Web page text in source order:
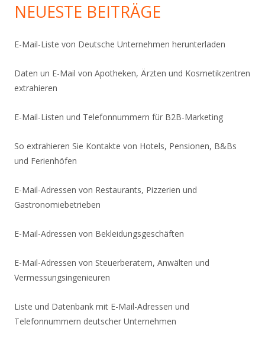
NEUESTE BEITRÄGE
E-Mail-Liste von Deutsche Unternehmen herunterladen
Daten un E-Mail von Apotheken, Ärzten und Kosmetikzentren
extrahieren
E-Mail-Listen und Telefonnummern für B2B-Marketing
So extrahieren Sie Kontakte von Hotels, Pensionen, B&Bs
und Ferienhöfen
E-Mail-Adressen von Restaurants, Pizzerien und
Gastronomiebetrieben
E-Mail-Adressen von Bekleidungsgeschäften
E-Mail-Adressen von Steuerberatern, Anwälten und
Vermessungsingenieuren
Liste und Datenbank mit E-Mail-Adressen und
Telefonnummern deutscher Unternehmen